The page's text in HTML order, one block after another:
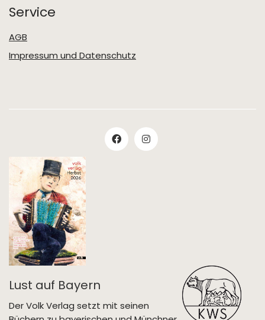
Service
AGB
Impressum und Datenschutz
Lust auf Bayern
Der Volk Verlag setzt mit seinen